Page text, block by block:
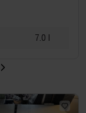
7.0 l